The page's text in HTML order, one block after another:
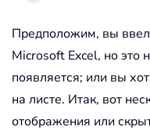
Предположим, вы
Microsoft Excel, но это
появляется; или вы
на листе. Итак, вот
отображения или